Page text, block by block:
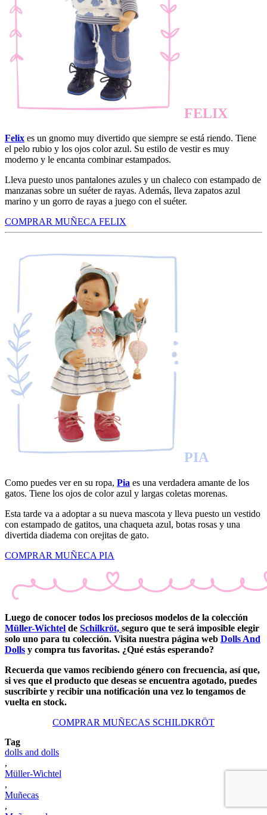
FELIX
Felix es un gnomo muy divertido que siempre se está riendo. Tiene
el pelo rubio y los ojos color azul. Su estilo de vestir es muy
moderno y le encanta combinar estampados.
Lleva puesto unos pantalones azules y un chaleco con estampado de
manzanas sobre un suéter de rayas. Además, lleva zapatos azul
marino y un gorro de rayas a juego con el suéter.
COMPRAR MUÑECA FELIX
PIA
Como puedes ver en su ropa, Pia es una verdadera amante de los
gatos. Tiene los ojos de color azul y largas coletas morenas.
Esta tarde va a adoptar a su nueva mascota y lleva puesto un vestido
con estampado de gatitos, una chaqueta azul, botas rosas y una
divertida diadema con orejitas de gato.
COMPRAR MUÑECA PIA
Luego de conocer todos los preciosos modelos de la colección
Müller-Wichtel de Schilkröt, seguro que te será imposible elegir
solo uno para tu colección. Visita nuestra página web Dolls And
Dolls y compra tus favoritas. ¿Qué estás esperando?
Recuerda que vamos recibiendo género con frecuencia, así que,
si ves que el producto que deseas se encuentra agotado, puedes
suscribirte y recibir una notificación una vez lo tengamos de
vuelta en stock.
COMPRAR MUÑECAS SCHILDKRÖT
Tag
dolls and dolls
,
Müller-Wichtel
,
Muñecas
,